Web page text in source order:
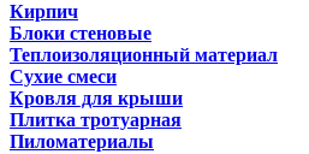
Кирпич
Блоки стеновые
Теплоизоляционный материал
Сухие смеси
Кровля для крыши
Плитка тротуарная
Пиломатериалы